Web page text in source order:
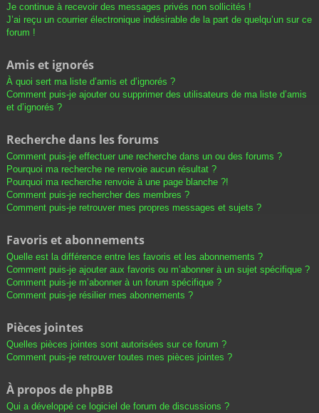
Je continue à recevoir des messages privés non sollicités !
J’ai reçu un courrier électronique indésirable de la part de quelqu’un sur ce
forum !
Amis et ignorés
À quoi sert ma liste d’amis et d’ignorés ?
Comment puis-je ajouter ou supprimer des utilisateurs de ma liste d’amis
et d’ignorés ?
Recherche dans les forums
Comment puis-je effectuer une recherche dans un ou des forums ?
Pourquoi ma recherche ne renvoie aucun résultat ?
Pourquoi ma recherche renvoie à une page blanche ?!
Comment puis-je rechercher des membres ?
Comment puis-je retrouver mes propres messages et sujets ?
Favoris et abonnements
Quelle est la différence entre les favoris et les abonnements ?
Comment puis-je ajouter aux favoris ou m’abonner à un sujet spécifique ?
Comment puis-je m’abonner à un forum spécifique ?
Comment puis-je résilier mes abonnements ?
Pièces jointes
Quelles pièces jointes sont autorisées sur ce forum ?
Comment puis-je retrouver toutes mes pièces jointes ?
À propos de phpBB
Qui a développé ce logiciel de forum de discussions ?